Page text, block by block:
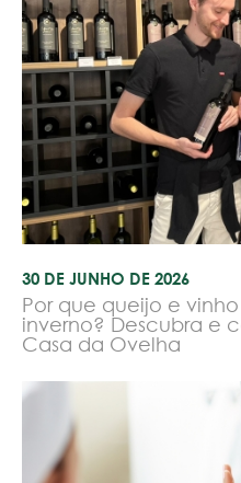
30 DE JUNHO DE 2026
Por que queijo e
inverno? Descubra e
Casa da Ovelha